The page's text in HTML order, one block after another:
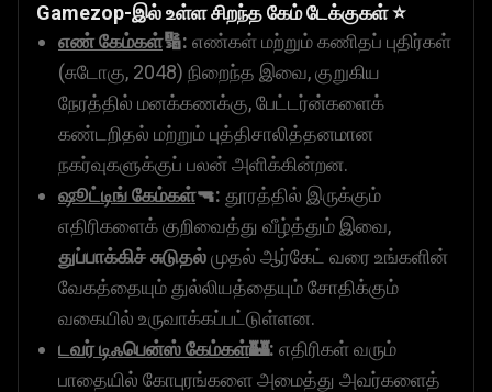
Gamezop-இல்உள்ள சிறந்த கேம் டேக்குகள் ⭐
எண் கேம்கள்🔢: எண்கள் மற்றும் கணிதப் புதிர்கள்
(சுடோகு, 2048) நிறைந்த இவை, குறுகிய
நேரத்தில் மனக்கணக்கு, பேட்டர்ன்களைக்
கண்டறிதல் மற்றும் புத்திசாலித்தனமான
நகர்வுகளுக்குப் பலன் அளிக்கின்றன.
ஷூட்டிங் கேம்கள்🔫: தூரத்தில் இருக்கும்
எதிரிகளைக் குறிவைத்து வீழ்த்தும் இவை,
துப்பாக்கிச் சுடுதல்முதல் ஆர்கேட் வரை உங்களின்
வேகத்தையும் துல்லியத்தையும் சோதிக்கும்
வகையில் உருவாக்கப்பட்டுள்ளன.
டவர் டிஃபென்ஸ் கேம்கள்🏰: எதிரிகள் வரும்
பாதையில் கோபுரங்களை அமைத்து அவர்களைத்